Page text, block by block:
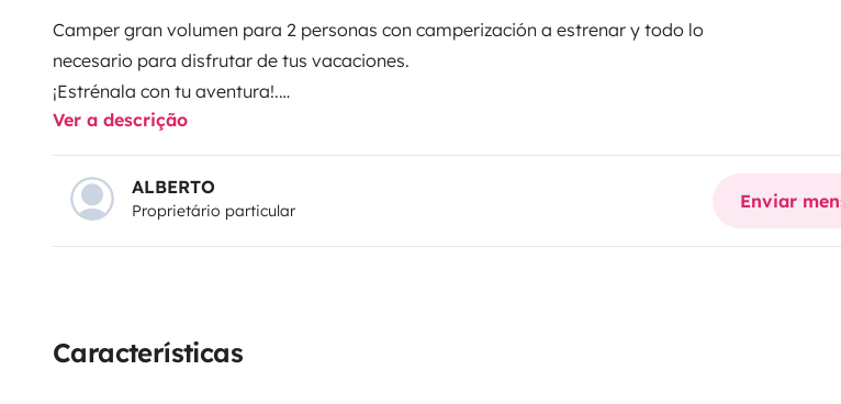
Camper gran volumen para 2 personas con camperización a estrenar y todo lo
necesario para disfrutar de tus vacaciones.
¡Estrénala con tu aventura!.
Por 50 € os voy a buscar y os traigo al aeropuerto o a la plaça Espanya de Barcelona.
Por 50 € puedes dejar tú vehículo en mi parking, en el mismo punto de recogida de la
autocaravana.
Ver a descrição
ALBERTO
Proprietário particular Enviar
Características